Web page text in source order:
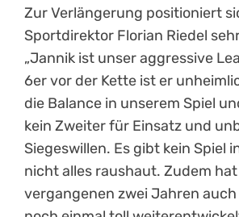
Zur Verlängerung positioniert
Sportdirektor Florian Riedel
„Jannik ist unser aggressive
6er vor der Kette ist er
die Balance in unserem Spiel
kein Zweiter für Einsatz und
Siegeswillen. Es gibt kein Spiel
nicht alles raushaut. Zudem
vergangenen zwei Jahren